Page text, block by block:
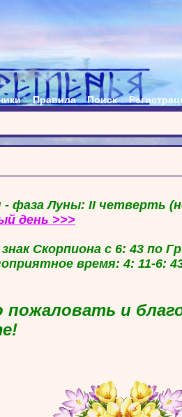
Правила Поиск
- фаза Луны: II четверть
день >>>
Скорпиона с 6: 43 по
время: 4: 11-6:
пожаловать и